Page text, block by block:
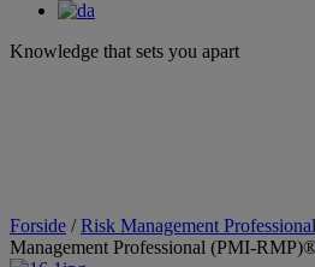
Knowledge that sets you apart
Forside /Risk Management
Management Professional (PMI-